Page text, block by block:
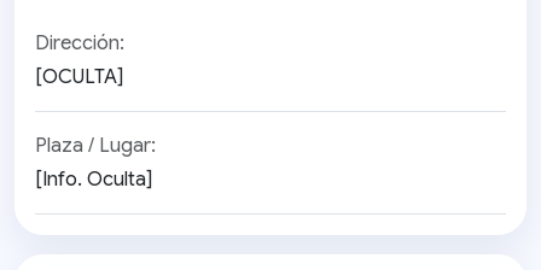
Dirección:
[OCULTA]
Plaza / Lugar:
[Info. Oculta]